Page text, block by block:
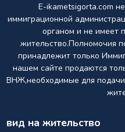
E-ikametsigorta.com
иммиграционной
органом и не имеет
жительство.Полномочия
принадлежит только
нашем сайте продаются
ВНЖ,необходимые для
вид на жительство